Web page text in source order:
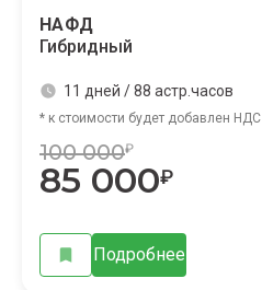
НАФД
Гибридный
11 дней / 88 астр.часов
* к стоимости будет добавлен НДС
100 000₽
85 000₽
Подробнее